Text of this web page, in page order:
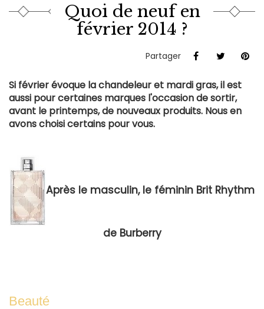
Quoi de neuf en
février 2014 ?
Partager
Si février évoque la chandeleur et mardi gras, il est
aussi pour certaines marques l'occasion de sortir,
avant le printemps, de nouveaux produits. Nous en
avons choisi certains pour vous.
Après le masculin, le féminin Brit Rhythm
de Burberry
Beauté